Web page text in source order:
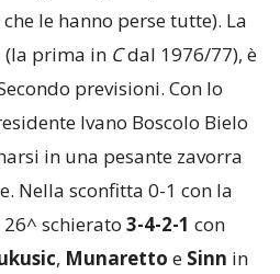
le hanno perse tutte). La
(la prima in Cdal 1976/77), è
previsioni. Con lo
Ivano Boscolo Bielo
in una pesante zavorra
Nella sconfitta 0-1 con la
schierato 3-4-2-1 con
, Munaretto e Sinn in